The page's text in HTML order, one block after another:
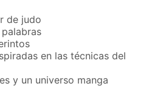
de judo
en las técnicas del
y un universo manga